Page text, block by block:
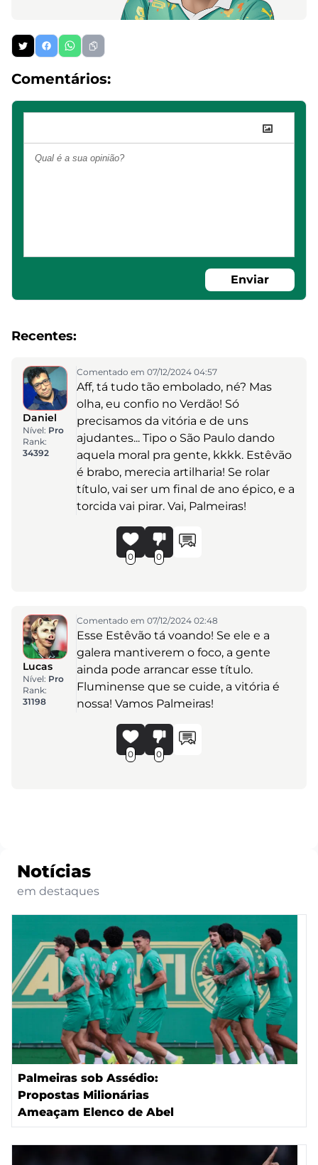
Comentários:
Enviar
Recentes:
Daniel
Nível: Pro
Rank:
34392
Comentado em 07/12/2024 04:57
Aff, tá tudo tão embolado, né? Mas
olha, eu confio no Verdão! Só
precisamos da vitória e de uns
ajudantes... Tipo o São Paulo dando
aquela moral pra gente, kkkk. Estêvão
é brabo, merecia artilharia! Se rolar
título, vai ser um final de ano épico, e a
torcida vai pirar. Vai, Palmeiras!
0 0
Lucas
Nível: Pro
Rank:
31198
Comentado em 07/12/2024 02:48
Esse Estêvão tá voando! Se ele e a
galera mantiverem o foco, a gente
ainda pode arrancar esse título.
Fluminense que se cuide, a vitória é
nossa! Vamos Palmeiras!
0 0
Notícias
em destaques
Palmeiras sob Assédio:
Propostas Milionárias
Ameaçam Elenco de Abel